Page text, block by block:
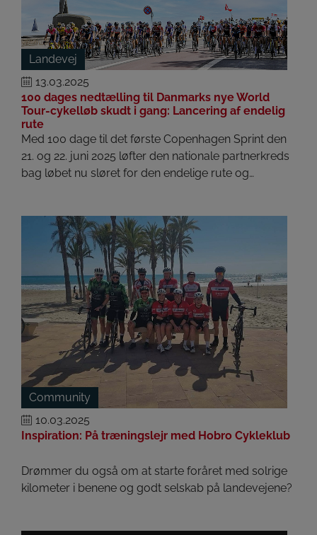
Landevej
13.03.2025
100 dages nedtælling til Danmarks nye World
Tour-cykelløb skudt i gang: Lancering af endelig
rute
Med 100 dage til det første Copenhagen Sprint den
21. og 22. juni 2025 løfter den nationale partnerkreds
bag løbet nu sløret for den endelige rute og…
Community
10.03.2025
Inspiration: På træningslejr med Hobro Cykleklub
Drømmer du også om at starte foråret med solrige
kilometer i benene og godt selskab på landevejene?